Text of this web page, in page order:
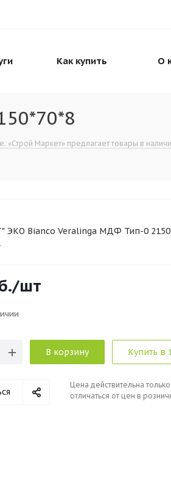
Как купить О
«Строй Маркет» предлагает товары в
ЭКО Bianco Veralinga МДФ Тип-0
/шт
В корзину Купить в
Цена действительна
отличаться от цен в